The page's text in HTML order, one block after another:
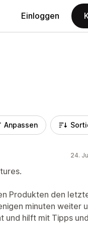
Einloggen
Anpassen
24.
Produkten den
minuten weiter
und hilft mit Tipps und